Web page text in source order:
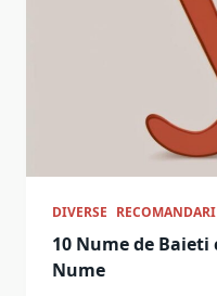
DIVERSE RECOMANDARI
10 Nume de Baieti
Nume